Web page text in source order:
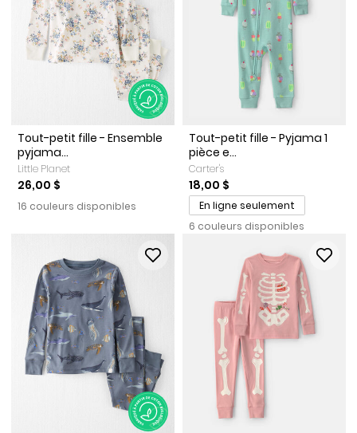
Tout-petit fille - Ensemble
pyjama...
Little Planet
26,00 $
16 couleurs disponibles
Tout-petit fille - Pyjama 1
pièce e...
Carter's
18,00 $
En ligne seulement
6 couleurs disponibles